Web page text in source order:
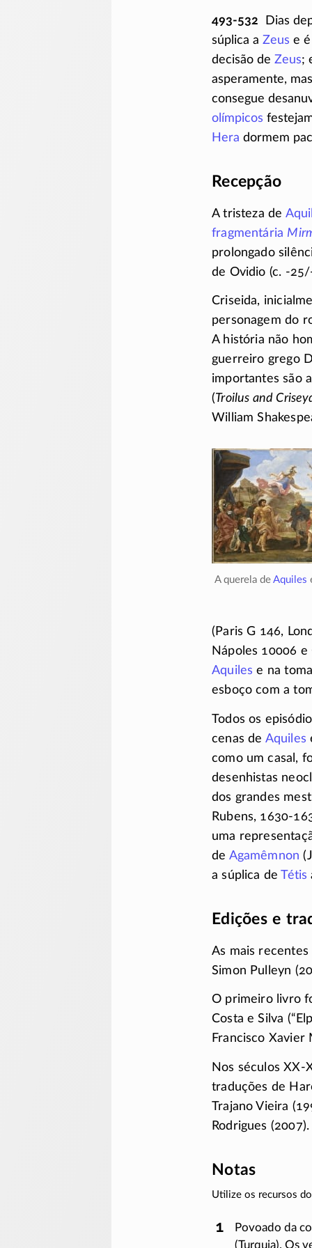
493-532
Dias
súplica aZeus e
decisão deZeus;
asperamente,
consegue
olímpicos
Hera dormem
Recepção
A tristeza de
fragmentária
prolongado
de Ovidio (c. -
Criseida,
personagem do
A história não
guerreiro grego
importantes são
( Troilus and
William
A querela de Aquiles
(Paris G 146,
Nápoles 10006
Aquiles e na
esboço com a
Todos os
cenas de Aquiles
como um casal,
desenhistas
dos grandes
Rubens, 1630-
uma
de Agamêmnon
a súplica deTétis
Edições e
As mais
Simon Pulleyn
O primeiro livro
Costa e Silva
Francisco Xavier
Nos séculos XX-
traduções de
Trajano Vieira
Rodrigues (2007).
Notas
Utilize os recursos
Povoado da
(Turquia). Os